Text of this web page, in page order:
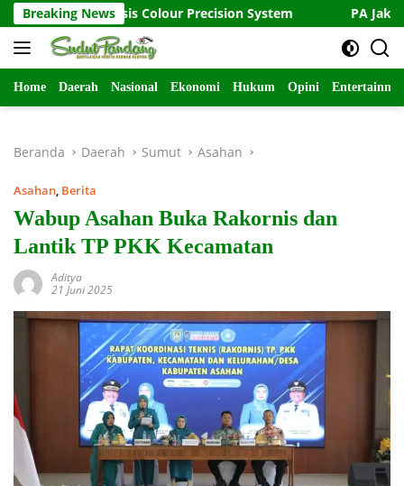
Langsung
ke
konten
Breaking News
Colour Precision System PA Jakarta Pusat dan
Home Daerah Nasional Ekonomi Hukum Opini
Beranda Daerah Sumut Asahan
Asahan, Berita
Wabup Asahan Buka Rakornis dan
Lantik TP PKK Kecamatan
Aditya
21 Juni 2025